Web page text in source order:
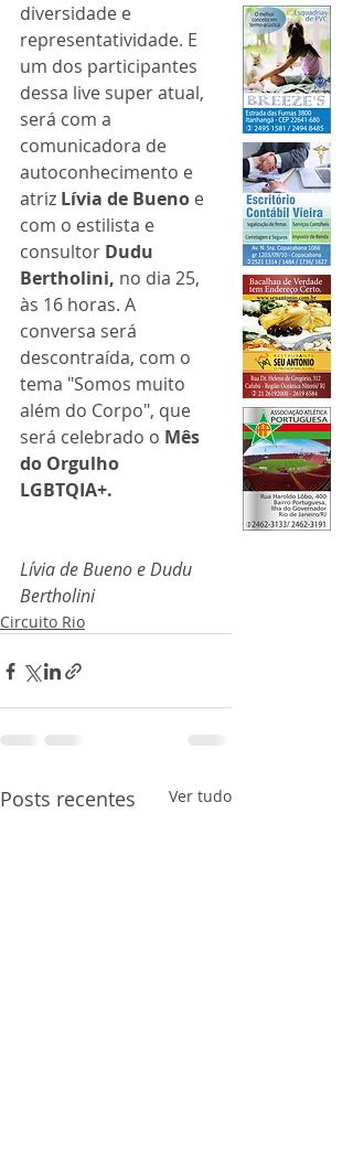
diversidade e
representatividade. E
um dos participantes
dessa live super atual,
será com a
comunicadora de
autoconhecimento e
atriz Lívia de Bueno e
com o estilista e
consultor Dudu
Bertholini, no dia 25,
às 16 horas. A
conversa será
descontraída, com o
tema "Somos muito
além do Corpo", que
será celebrado o Mês
do Orgulho
LGBTQIA+.
Lívia de Bueno e Dudu
Bertholini
Circuito Rio
Posts recentes Ver tudo